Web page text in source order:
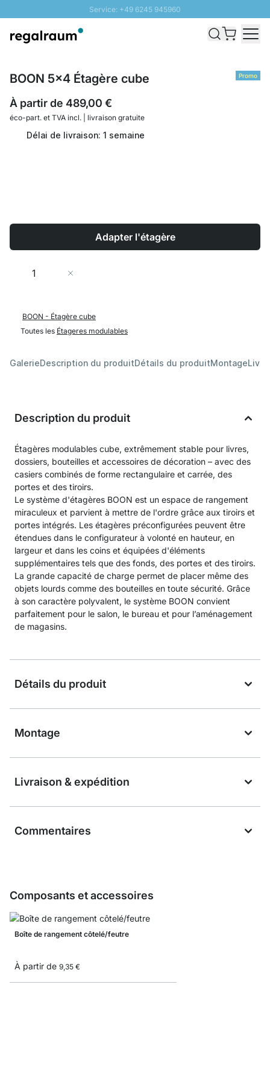
Service: +49 6245 945960
Livraison rapide - Livraison gratuite dès 100€
Promo
BOON 5x4 Étagère cube
À partir de 489,00 €
éco-part. et TVA incl. | livraison gratuite
Délai de livraison: 1 semaine
Adapter l'étagère
Quantité
BOON - Étagère cube
Toutes les Étageres modulables
GalerieDescription du produitDétails du produitMontage
Description du produit
Étagères modulables cube, extrêmement stable pour livres,
dossiers, bouteilles et accessoires de décoration – avec des
casiers combinés de forme rectangulaire et carrée, des
portes et des tiroirs.
Le système d'étagères BOON est un espace de rangement
miraculeux et parvient à mettre de l'ordre grâce aux tiroirs et
portes intégrés. Les étagères préconfigurées peuvent être
étendues dans le configurateur à volonté en hauteur, en
largeur et dans les coins et équipées d'éléments
supplémentaires tels que des fonds, des portes et des tiroirs.
La grande capacité de charge permet de placer même des
objets lourds comme des bouteilles en toute sécurité. Grâce
à son caractère polyvalent, le système BOON convient
parfaitement pour le salon, le bureau et pour l’aménagement
de magasins.
Détails du produit
Montage
Livraison & expédition
Commentaires
Composants et accessoires
Boîte de rangement côtelé/feutre
À partir de 9,35 €